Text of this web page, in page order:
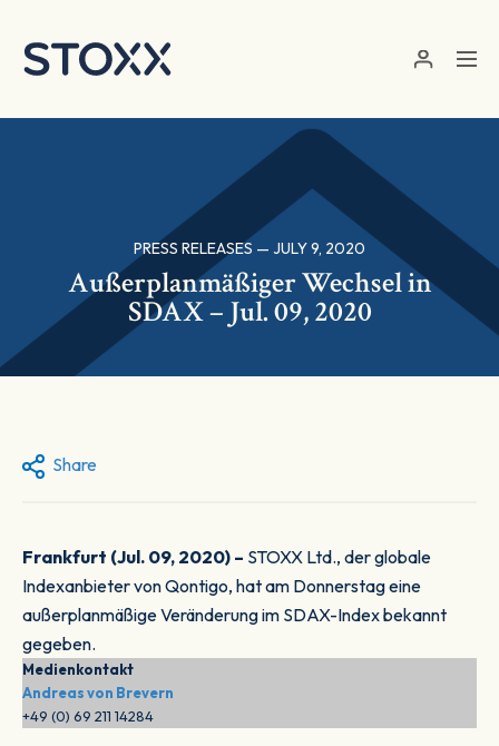
PRESS RELEASES — JULY 9, 2020
Außerplanmäßiger Wechsel in
SDAX – Jul. 09, 2020
Share
Frankfurt (Jul. 09, 2020) – STOXX Ltd., der globale
Indexanbieter von Qontigo, hat am Donnerstag eine
außerplanmäßige Veränderung im SDAX-Index bekannt
gegeben.
Medienkontakt
Andreas von Brevern
+49 (0) 69 211 14284